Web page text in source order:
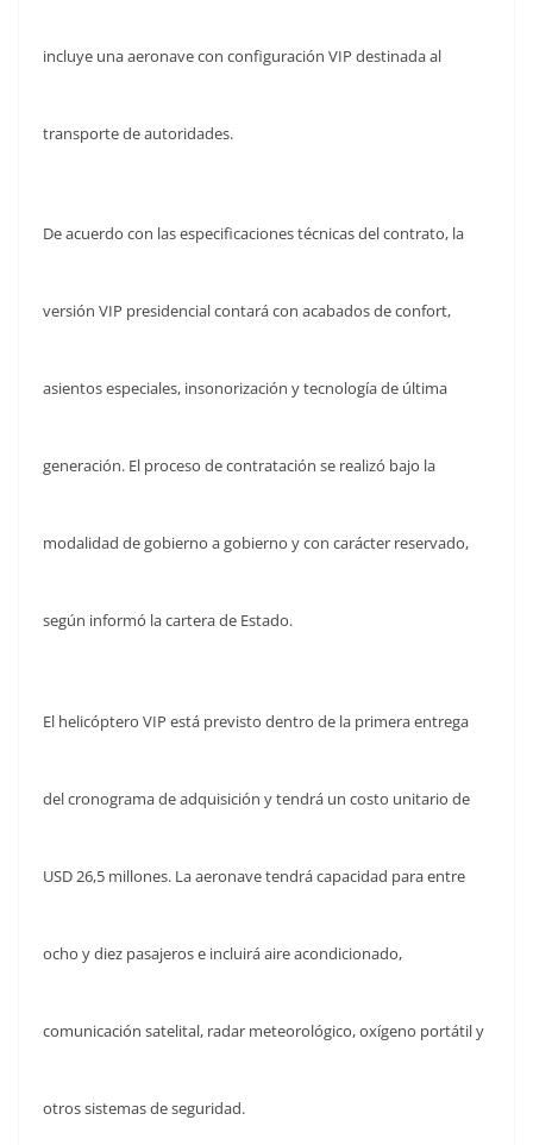
incluye una aeronave con configuración VIP destinada al
transporte de autoridades.
De acuerdo con las especificaciones técnicas del contrato, la
versión VIP presidencial contará con acabados de confort,
asientos especiales, insonorización y tecnología de última
generación. El proceso de contratación se realizó bajo la
modalidad de gobierno a gobierno y con carácter reservado,
según informó la cartera de Estado.
El helicóptero VIP está previsto dentro de la primera entrega
del cronograma de adquisición y tendrá un costo unitario de
USD 26,5 millones. La aeronave tendrá capacidad para entre
ocho y diez pasajeros e incluirá aire acondicionado,
comunicación satelital, radar meteorológico, oxígeno portátil y
otros sistemas de seguridad.